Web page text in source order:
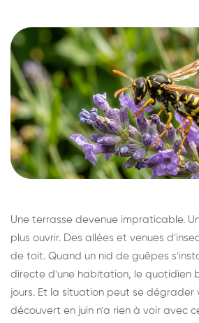
Une terrasse devenue impraticable.
plus ouvrir. Des allées et venues
de toit. Quand un nid de guêpes
directe d'une habitation, le quotidien
jours. Et la situation peut se dégrader
découvert en juin n'a rien à voir avec